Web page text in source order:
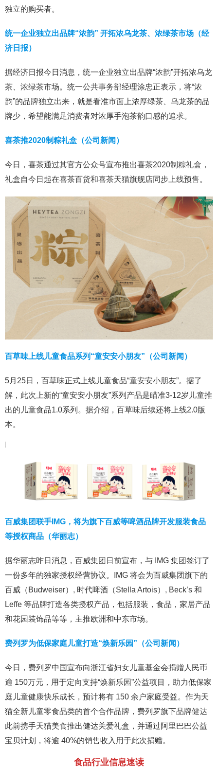
独立的购买者。
统一企业独立出品牌“浓韵” 开拓浓乌龙茶、浓绿茶市场（经
济日报）
据经济日报今日消息，统一企业独立出品牌“浓韵”开拓浓乌龙
茶、浓绿茶市场。统一公共事务部经理涂忠正表示，将“浓
韵”的品牌独立出来，就是看准市面上浓厚绿茶、乌龙茶的品
牌少，希望能满足消费者对浓厚手泡茶韵口感的追求。
喜茶推2020制粽礼盒（公司新闻）
今日，喜茶通过其官方公众号宣布推出喜茶2020制粽礼盒，
礼盒自今日起在喜茶百货和喜茶天猫旗舰店同步上线预售。
百草味上线儿童食品系列“童安安小朋友”（公司新闻）
5月25日，百草味正式上线儿童食品“童安安小朋友”。据了
解，此次上新的“童安安小朋友”系列产品是瞄准3-12岁儿童推
出的儿童食品1.0系列。据介绍，百草味后续还将上线2.0版
本。
百威集团联手IMG，将为旗下百威等啤酒品牌开发服装食品
等授权商品（华丽志）
据华丽志昨日消息，百威集团日前宣布，与 IMG 集团签订了
一份多年的独家授权经营协议。IMG 将会为百威集团旗下的
百威（Budweiser）, 时代啤酒（Stella Artois）, Beck’s 和
Leffe 等品牌打造各类授权产品，包括服装，食品，家居产品
和花园装饰品等等，主推欧洲和中东市场。
费列罗为低保家庭儿童打造“焕新乐园”（公司新闻）
今日，费列罗中国宣布向浙江省妇女儿童基金会捐赠人民币
逾 150万元，用于定向支持“焕新乐园”公益项目，助力低保家
庭儿童健康快乐成长，预计将有 150 余户家庭受益。作为天
猫全新儿童零食品类的首个合作品牌，费列罗旗下品牌健达
此前携手天猫美食推出健达关爱礼盒，并通过阿里巴巴公益
宝贝计划，将逾 40%的销售收入用于此次捐赠。
食品行业信息速读